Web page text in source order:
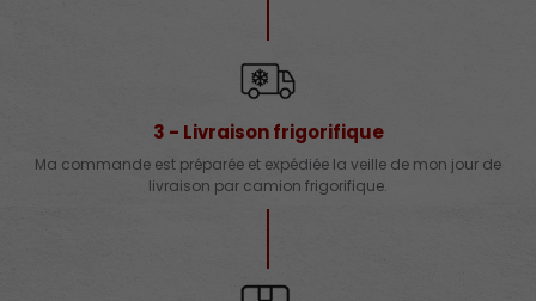
3 - Livraison frigorifique
Ma commande est préparée et expédiée la veille de mon jour de
livraison par camion frigorifique.